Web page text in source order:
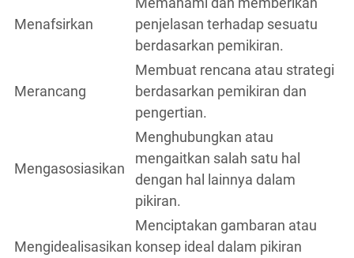
Menafsirkan
penjelasan terhadap sesuatu
berdasarkan pemikiran.
Merancang
Membuat rencana atau strategi
berdasarkan pemikiran dan
pengertian.
Mengasosiasikan
Menghubungkan atau
mengaitkan salah satu hal
dengan hal lainnya dalam
pikiran.
Mengidealisasikan
Menciptakan gambaran atau
konsep ideal dalam pikiran